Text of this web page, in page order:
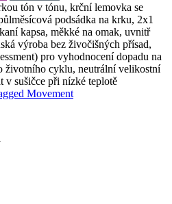
tón v tónu, krční lemovka se
podsádka na krku, 2x1
kapsa, měkké na omak, uvnitř
výroba bez živočišných přísad,
pro vyhodnocení dopadu na
životního cyklu, neutrální velikostní
v sušičce při nízké teplotě
Movement